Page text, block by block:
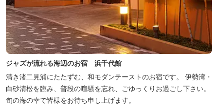
ジャズが流れる海辺のお宿 浜千代館
清き渚二見浦にたたずむ、和モダンテーストのお宿です。 伊勢湾・
白砂清松を臨み、普段の喧騒を忘れ、ごゆっくりお過ごし下さい。
旬の海の幸で皆様をお待ち申し上げます。